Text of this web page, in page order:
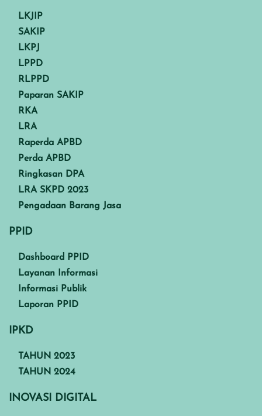
LKJIP
SAKIP
LKPJ
LPPD
RLPPD
Paparan SAKIP
RKA
LRA
Raperda APBD
Perda APBD
Ringkasan DPA
LRA SKPD 2023
Pengadaan Barang Jasa
PPID
Dashboard PPID
Layanan Informasi
Informasi Publik
Laporan PPID
IPKD
TAHUN 2023
TAHUN 2024
INOVASI DIGITAL